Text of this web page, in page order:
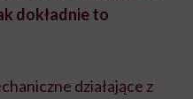
dokładnie to
działające z